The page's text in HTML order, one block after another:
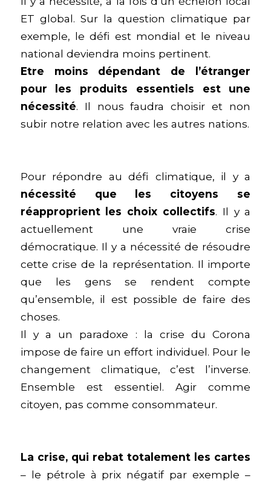
ET global. Sur la question climatique par
exemple, le défi est mondial et le niveau
national deviendra moins pertinent.
Etre moins dépendant de l’étranger
pour les produits essentiels est une
nécessité. Il nous faudra choisir et non
subir notre relation avec les autres nations.
Pour répondre au défi climatique, il y a
nécessité que les citoyens se
réapproprient les choix collectifs. Il y a
actuellement une vraie crise
démocratique. Il y a nécessité de résoudre
cette crise de la représentation. Il importe
que les gens se rendent compte
qu’ensemble, il est possible de faire des
choses.
Il y a un paradoxe : la crise du Corona
impose de faire un effort individuel. Pour le
changement climatique, c’est l’inverse.
Ensemble est essentiel. Agir comme
citoyen, pas comme consommateur.
La crise, qui rebat totalement les cartes
– le pétrole à prix négatif par exemple –